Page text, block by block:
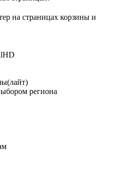
на страницах корзины и